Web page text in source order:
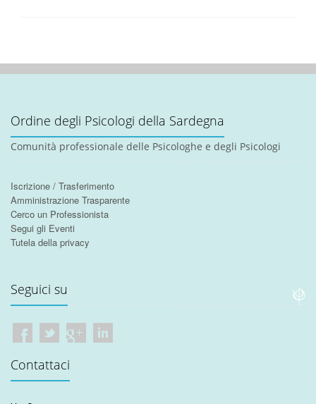
Ordine degli Psicologi della Sardegna
Comunità professionale delle Psicologhe e degli Psicologi
Iscrizione / Trasferimento
Amministrazione Trasparente
Cerco un Professionista
Segui gli Eventi
Tutela della privacy
Seguici su
Contattaci